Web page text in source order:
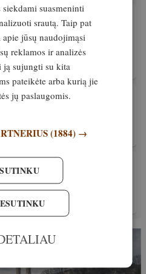
lokių monitoringo
praneša
augimą
ir susitikimas su
Kaip atskirti skirtingų
suasmeninti
srautą. Taip pat
jūsų naudojimąsi
reklamos ir analizės
ją sujungti su kita
pateikėte arba kurią jie
jų paslaugomis.
(1884) →